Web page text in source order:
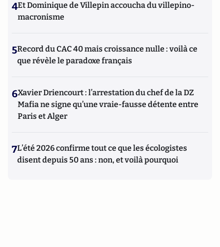
4Et Dominique de Villepin accoucha du villepino-
macronisme
5Record du CAC 40 mais croissance nulle : voilà ce
que révèle le paradoxe français
6Xavier Driencourt : l’arrestation du chef de la DZ
Mafia ne signe qu’une vraie-fausse détente entre
Paris et Alger
7L’été 2026 confirme tout ce que les écologistes
disent depuis 50 ans : non, et voilà pourquoi